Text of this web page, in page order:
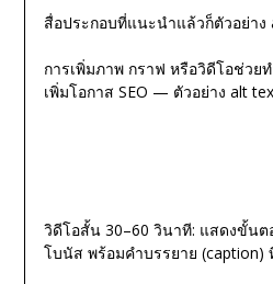
สื่อประกอบที่แนะนำแล้วก็ตัวอย่าง
การเพิ่มภาพ กราฟ หรือวิดีโอช่วย
เพิ่มโอกาส SEO — ตัวอย่าง alt
วิดีโอสั้น 30–60 วินาที: แสดงขั้น
โบนัส พร้อมคำบรรยาย (caption)